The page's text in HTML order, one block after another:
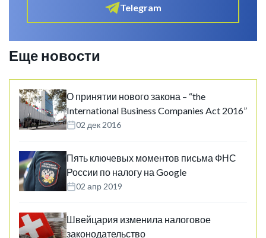
Telegram
Еще новости
О принятии нового закона – “the
International Business Companies Act 2016”
02 дек 2016
Пять ключевых моментов письма ФНС
России по налогу на Google
02 апр 2019
Швейцария изменила налоговое
законодательство